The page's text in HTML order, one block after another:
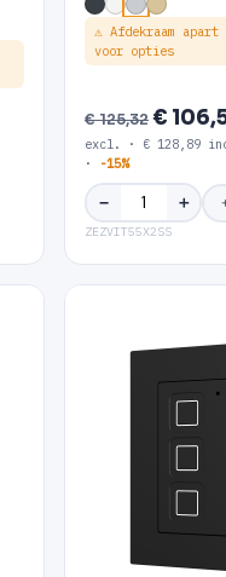
⚠ Afdekraam
voor opties
€ 125,32€
excl. · € 128,89
·
-15%
− ＋
ZEZVIT55X2SS